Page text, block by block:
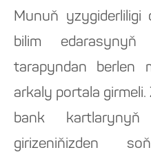
Munuň
bilim edarasynyň
tarapyndan berlen
arkaly portala
bank
girizeniňizden